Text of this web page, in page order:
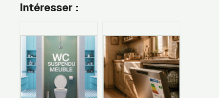
Intéresser :